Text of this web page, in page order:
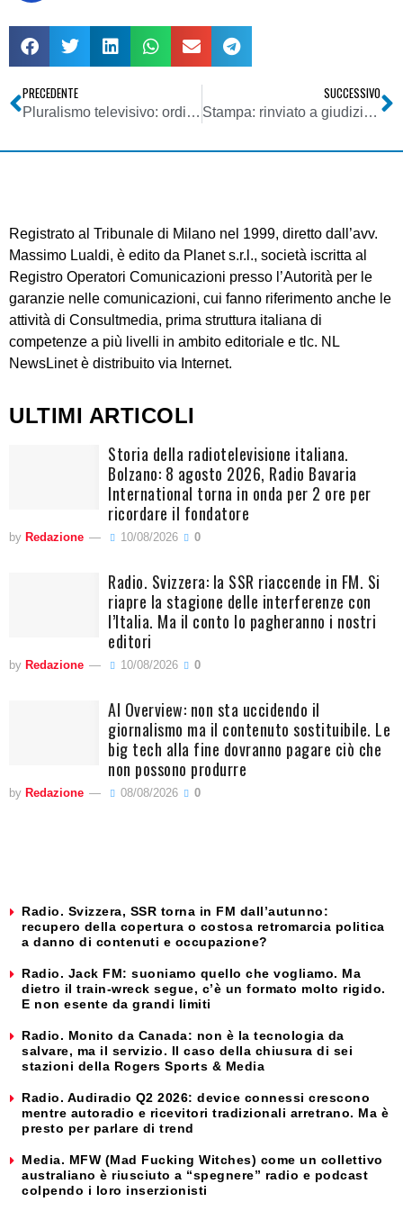
PRECEDENTE
Pluralismo televisivo: ordine di riequilibrio per TG1, TG4, Studio Aperto
SUCCESSIVO
Stampa: rinviato a giudizio Vittorio Feltri per diffamazione ai danni del Codacons per un articolo uscito su Il Giornale
Registrato al Tribunale di Milano nel 1999, diretto dall’avv.
Massimo Lualdi, è edito da Planet s.r.l., società iscritta al
Registro Operatori Comunicazioni presso l’Autorità per le
garanzie nelle comunicazioni, cui fanno riferimento anche le
attività di Consultmedia, prima struttura italiana di
competenze a più livelli in ambito editoriale e tlc. NL
NewsLinet è distribuito via Internet.
ULTIMI ARTICOLI
Storia della radiotelevisione italiana.
Bolzano: 8 agosto 2026, Radio Bavaria
International torna in onda per 2 ore per
ricordare il fondatore
by Redazione 10/08/2026 0
Radio. Svizzera: la SSR riaccende in FM. Si
riapre la stagione delle interferenze con
l’Italia. Ma il conto lo pagheranno i nostri
editori
by Redazione 10/08/2026 0
AI Overview: non sta uccidendo il
giornalismo ma il contenuto sostituibile. Le
big tech alla fine dovranno pagare ciò che
non possono produrre
by Redazione 08/08/2026 0
Radio. Svizzera, SSR torna in FM dall’autunno:
recupero della copertura o costosa retromarcia politica
a danno di contenuti e occupazione?
Radio. Jack FM: suoniamo quello che vogliamo. Ma
dietro il train-wreck segue, c’è un formato molto rigido.
E non esente da grandi limiti
Radio. Monito da Canada: non è la tecnologia da
salvare, ma il servizio. Il caso della chiusura di sei
stazioni della Rogers Sports & Media
Radio. Audiradio Q2 2026: device connessi crescono
mentre autoradio e ricevitori tradizionali arretrano. Ma è
presto per parlare di trend
Media. MFW (Mad Fucking Witches) come un collettivo
australiano è riusciuto a “spegnere” radio e podcast
colpendo i loro inserzionisti